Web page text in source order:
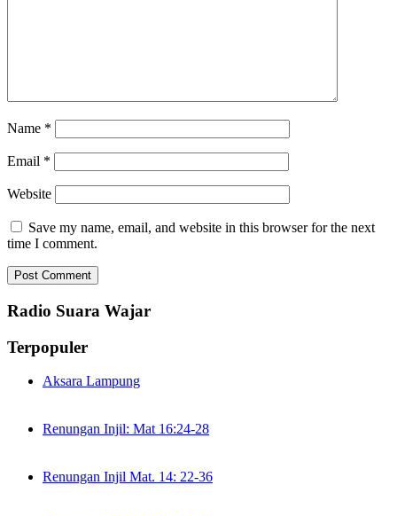
Name *
Email *
Website
Save my name, email, and website in this browser for the next
time I comment.
Radio Suara Wajar
Terpopuler
Aksara Lampung
Renungan Injil: Mat 16:24-28
Renungan Injil Mat. 14: 22-36